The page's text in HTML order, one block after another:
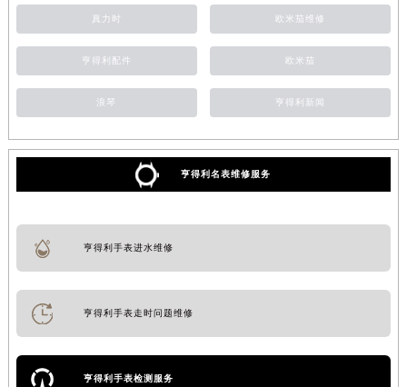
真力时 欧米茄维修
亨得利配件 欧米茄
浪琴 亨得利新闻
亨得利名表维修服务
亨得利手表进水维修
亨得利手表走时问题维修
亨得利手表检测服务